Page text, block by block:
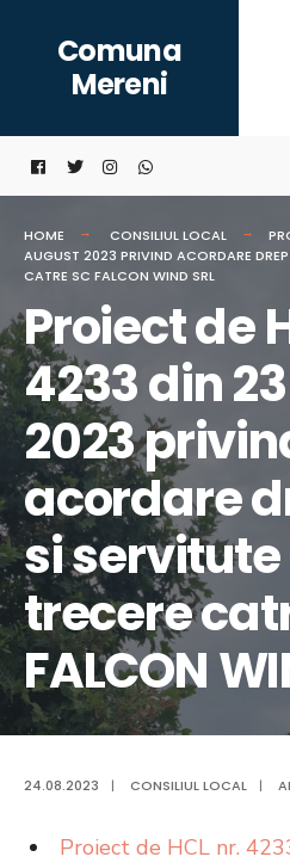
content
Comuna
Mereni
HOME CONSILIUL LOCAL
AUGUST 2023 PRIVIND ACORDARE
CATRE SC FALCON WIND SRL
Proiect de
4233 din
2023
acordare
si
trecere
FALCON
24.08.2023 | CONSILIUL LOCAL |
Proiect de HCL nr.
for: